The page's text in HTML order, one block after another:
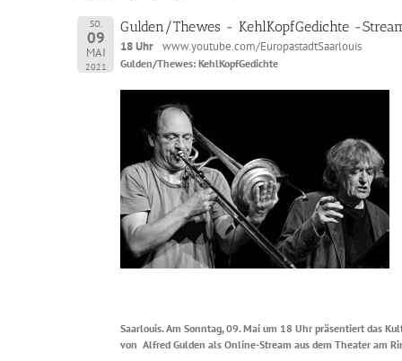
SO.
09
MAI
2021
Gulden/Thewes - KehlKopfGedichte -
18 Uhr www.youtube.com/EuropastadtSaarlouis
Gulden/Thewes: KehlKopfGedichte
Saarlouis. Am Sonntag, 09. Mai um 18 Uhr präsentiert das
von Alfred Gulden als Online-Stream aus dem Theater am